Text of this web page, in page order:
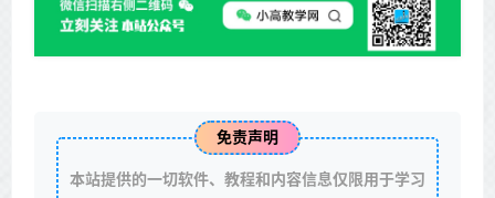
免责声明
本站提供的一切软件、教程和内容信息仅限用于学习